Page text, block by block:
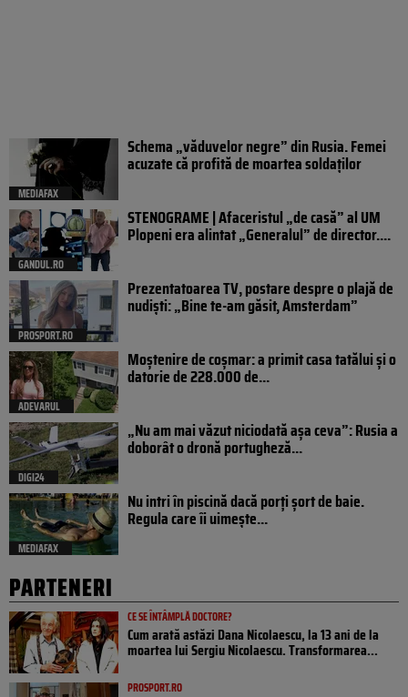
MEDIAFAX
Schema „văduvelor negre” din Rusia. Femei
acuzate că profită de moartea soldaților
GANDUL.RO
STENOGRAME | Afaceristul „de casă” al UM
Plopeni era alintat „Generalul” de director....
PROSPORT.RO
Prezentatoarea TV, postare despre o plajă de
nudiști: „Bine te-am găsit, Amsterdam”
ADEVARUL
Moștenire de coșmar: a primit casa tatălui și o
datorie de 228.000 de...
DIGI24
„Nu am mai văzut niciodată așa ceva”: Rusia a
doborât o dronă portugheză...
MEDIAFAX
Nu intri în piscină dacă porți șort de baie.
Regula care îi uimește...
PARTENERI
CE SE ÎNTÂMPLĂ DOCTORE?
Cum arată astăzi Dana Nicolaescu, la 13 ani de la
moartea lui Sergiu Nicolaescu. Transformarea...
PROSPORT.RO